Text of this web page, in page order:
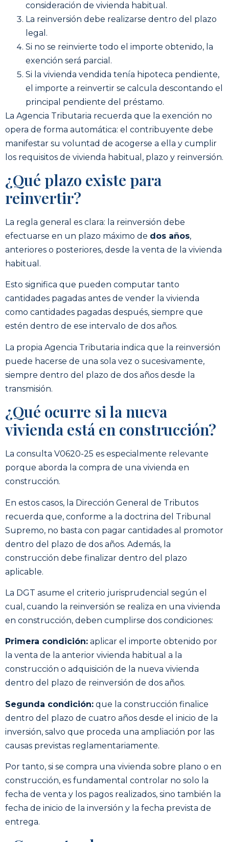
consideración de vivienda habitual.
La reinversión debe realizarse dentro del plazo
legal.
Si no se reinvierte todo el importe obtenido, la
exención será parcial.
Si la vivienda vendida tenía hipoteca pendiente,
el importe a reinvertir se calcula descontando el
principal pendiente del préstamo.
La Agencia Tributaria recuerda que la exención no
opera de forma automática: el contribuyente debe
manifestar su voluntad de acogerse a ella y cumplir
los requisitos de vivienda habitual, plazo y reinversión.
¿Qué plazo existe para
reinvertir?
La regla general es clara: la reinversión debe
efectuarse en un plazo máximo de dos años,
anteriores o posteriores, desde la venta de la vivienda
habitual.
Esto significa que pueden computar tanto
cantidades pagadas antes de vender la vivienda
como cantidades pagadas después, siempre que
estén dentro de ese intervalo de dos años.
La propia Agencia Tributaria indica que la reinversión
puede hacerse de una sola vez o sucesivamente,
siempre dentro del plazo de dos años desde la
transmisión.
¿Qué ocurre si la nueva
vivienda está en construcción?
La consulta V0620-25 es especialmente relevante
porque aborda la compra de una vivienda en
construcción.
En estos casos, la Dirección General de Tributos
recuerda que, conforme a la doctrina del Tribunal
Supremo, no basta con pagar cantidades al promotor
dentro del plazo de dos años. Además, la
construcción debe finalizar dentro del plazo
aplicable.
La DGT asume el criterio jurisprudencial según el
cual, cuando la reinversión se realiza en una vivienda
en construcción, deben cumplirse dos condiciones:
Primera condición: aplicar el importe obtenido por
la venta de la anterior vivienda habitual a la
construcción o adquisición de la nueva vivienda
dentro del plazo de reinversión de dos años.
Segunda condición: que la construcción finalice
dentro del plazo de cuatro años desde el inicio de la
inversión, salvo que proceda una ampliación por las
causas previstas reglamentariamente.
Por tanto, si se compra una vivienda sobre plano o en
construcción, es fundamental controlar no solo la
fecha de venta y los pagos realizados, sino también la
fecha de inicio de la inversión y la fecha prevista de
entrega.